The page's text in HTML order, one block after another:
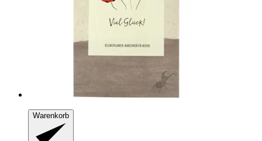
Warenkorb